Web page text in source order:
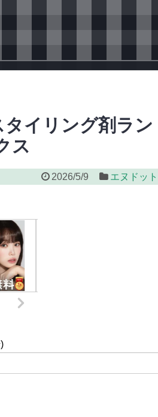
イリング剤ラン
ス
2026/5/9 エヌドット